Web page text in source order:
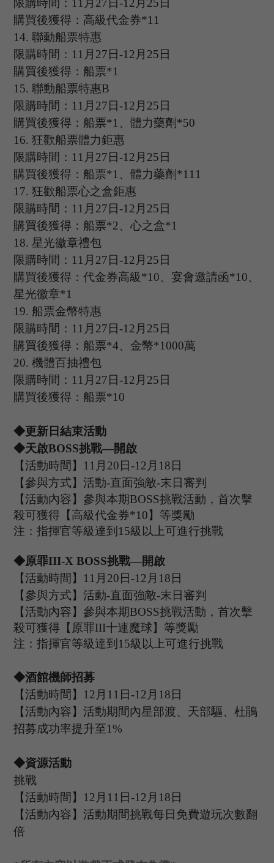
限購時間： 11 月 27 日-12月 25 日
購買後獲得：高級代金券*11
14. 聯動船票特惠
限購時間： 11 月 27 日-12月 25 日
購買後獲得：船票*1
15. 聯動船票特惠B
限購時間： 11 月 27 日-12月 25 日
購買後獲得：船票*1、體力藥劑*50
16. 狂歡船票體力鉅惠
限購時間： 11 月 27 日-12月 25 日
購買後獲得：船票*1、體力藥劑*111
17. 狂歡船票心之盒鉅惠
限購時間： 11 月 27 日-12月 25 日
購買後獲得：船票*2、心之盒*1
18. 星光徽章禮包
限購時間： 11 月 27 日-12月 25 日
購買後獲得：代金券高級*10、宴會邀請函*10、
星光徽章*1
19. 船票金幣特惠
限購時間： 11 月 27 日-12月 25 日
購買後獲得：船票*4、金幣*1000萬
20. 機體百抽禮包
限購時間： 11 月 27 日-12月 25 日
購買後獲得：船票*10
◆更新日結束活動
◆天啟BOSS挑戰—開啟
【活動時間】 11 月 20 日-12月 18 日
【參與方式】 活動-直面強敵-末日審判
【活動內容】參與本期BOSS挑戰活動，首次擊
殺可獲得【高級代金券*10】等獎勵
注：指揮官等級達到 15級以上可進行挑戰
◆原罪III-X BOSS挑戰—開啟
【活動時間】 11 月 20 日-12月 18 日
【參與方式】 活動-直面強敵-末日審判
【活動內容】參與本期BOSS挑戰活動，首次擊
殺可獲得【 原罪III十連魔球】等獎勵
注：指揮官等級達到 15級以上可進行挑戰
◆酒館機師招募
【活動時間】 12月 11 日-12月 18 日
【活動內容】活動期間內星部渡、天部驅、杜鵑
招募成功率提升至1%
◆資源活動
挑戰
【活動時間】 12月 11 日-12月 18 日
【活動內容】活動期間挑戰每日免費遊玩次數翻
倍